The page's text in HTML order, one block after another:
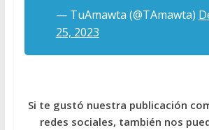
— TuAmawta (@TAmawta)
25, 2023
Si te gustó nuestra publicación
redes sociales, también nos